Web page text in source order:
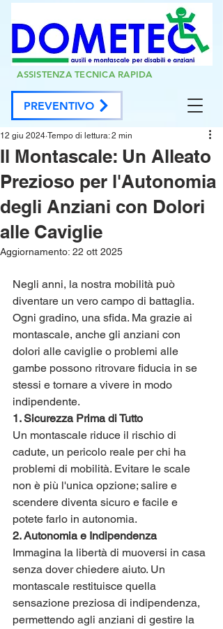
PREVENTIVO
ASSISTENZA TECNICA RAPIDA
Il Montascale: Un Alleato
Prezioso per l'Autonomia
degli Anziani con Dolori
alle Caviglie
12 giu 2024 Tempo di lettura: 2 min
Aggiornamento: 22 ott 2025
Negli anni, la nostra mobilità può
diventare un vero campo di battaglia.
Ogni gradino, una sfida. Ma grazie ai
montascale, anche gli anziani con
dolori alle caviglie o problemi alle
gambe possono ritrovare fiducia in se
stessi e tornare a vivere in modo
indipendente.
1. Sicurezza Prima di Tutto
Un montascale riduce il rischio di
cadute, un pericolo reale per chi ha
problemi di mobilità. Evitare le scale
non è più l'unica opzione; salire e
scendere diventa sicuro e facile e
potete farlo in autonomia.
2. Autonomia e Indipendenza
Immagina la libertà di muoversi in casa
senza dover chiedere aiuto. Un
montascale restituisce quella
sensazione preziosa di indipendenza,
permettendo agli anziani di gestire la